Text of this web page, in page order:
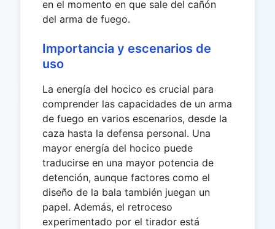
en el momento en que sale del cañón
del arma de fuego.
Importancia y escenarios de
uso
La energía del hocico es crucial para
comprender las capacidades de un arma
de fuego en varios escenarios, desde la
caza hasta la defensa personal. Una
mayor energía del hocico puede
traducirse en una mayor potencia de
detención, aunque factores como el
diseño de la bala también juegan un
papel. Además, el retroceso
experimentado por el tirador está